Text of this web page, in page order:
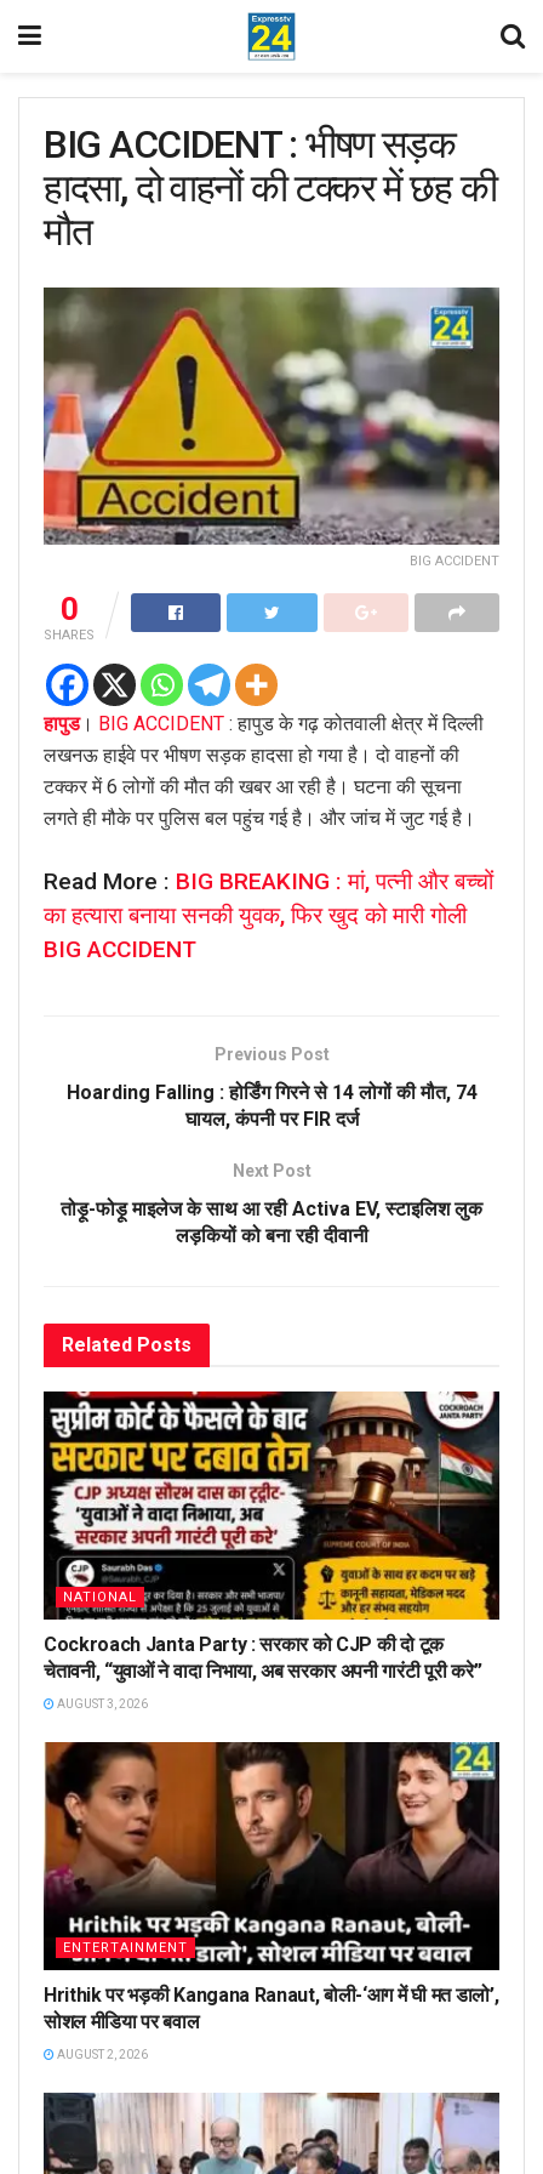
BIG ACCIDENT : भीषण सड़क
हादसा, दो वाहनों की टक्कर में छह की
मौत
BIG ACCIDENT
0
SHARES
हापुड। BIG ACCIDENT : हापुड के गढ़ कोतवाली क्षेत्र में दिल्ली
लखनऊ हाईवे पर भीषण सड़क हादसा हो गया है। दो वाहनों की
टक्कर में 6 लोगों की मौत की खबर आ रही है। घटना की सूचना
लगते ही मौके पर पुलिस बल पहुंच गई है। और जांच में जुट गई है।
Read More : BIG BREAKING : मां, पत्नी और बच्चों
का हत्यारा बनाया सनकी युवक, फिर खुद को मारी गोली
BIG ACCIDENT
Previous Post
Hoarding Falling : होर्डिंग गिरने से 14 लोगों की मौत, 74
घायल, कंपनी पर FIR दर्ज
Next Post
तोड़ू-फोड़ू माइलेज के साथ आ रही Activa EV, स्टाइलिश लुक
लड़कियों को बना रही दीवानी
Related Posts
NATIONAL
Cockroach Janta Party : सरकार को CJP की दो टूक
चेतावनी, “युवाओं ने वादा निभाया, अब सरकार अपनी गारंटी पूरी करे”
AUGUST 3, 2026
ENTERTAINMENT
Hrithik पर भड़की Kangana Ranaut, बोली-‘आग में घी मत डालो’,
सोशल मीडिया पर बवाल
AUGUST 2, 2026